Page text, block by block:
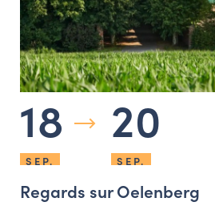
18
SEP.
20
SEP.
Regards sur Oelenberg